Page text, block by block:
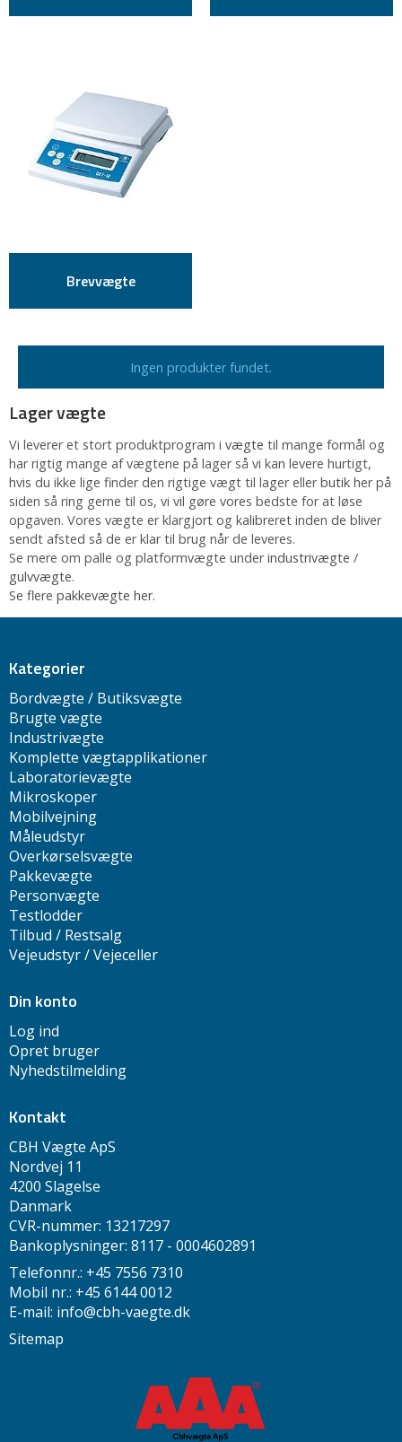
Brevvægte
Ingen produkter fundet.
Lager vægte
Vi leverer et stort produktprogram i vægte til mange formål og
har rigtig mange af vægtene på lager så vi kan levere hurtigt,
hvis du ikke lige finder den rigtige vægt til lager ellerbutik her på
siden så ring gerne til os, vi vil gøre vores bedste for at løse
opgaven. Vores vægte er klargjort og kalibreret inden de bliver
sendt afsted så de er klar til brug når de leveres.
Se mere om palle og platformvægte underindustrivægte /
gulvvægte.
Se flere pakkevægte her.
Kategorier
Bordvægte / Butiksvægte
Brugte vægte
Industrivægte
Komplette vægtapplikationer
Laboratorievægte
Mikroskoper
Mobilvejning
Måleudstyr
Overkørselsvægte
Pakkevægte
Personvægte
Testlodder
Tilbud / Restsalg
Vejeudstyr / Vejeceller
Din konto
Log ind
Opret bruger
Nyhedstilmelding
Kontakt
CBH Vægte ApS
Nordvej 11
4200 Slagelse
Danmark
CVR-nummer: 13217297
Bankoplysninger: 8117 - 0004602891
Telefonnr.: +45 7556 7310
Mobil nr.: +45 6144 0012
E-mail: info@cbh-vaegte.dk
Sitemap